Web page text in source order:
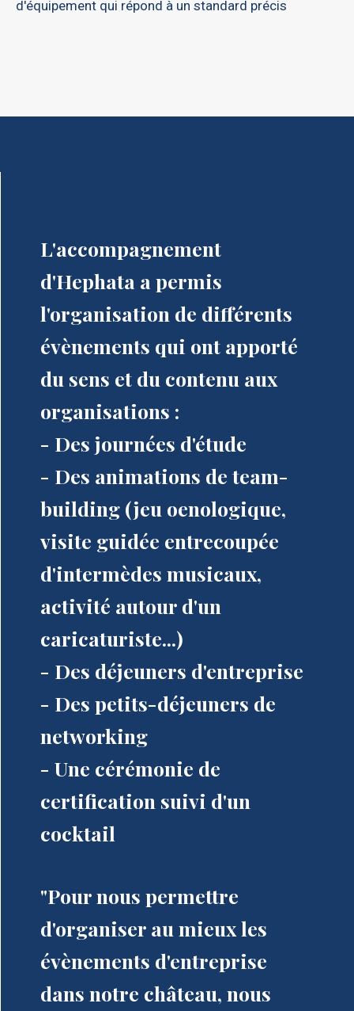
d'équipement qui répond à un standard précis
L'accompagnement
d'Hephata a permis
l'organisation de différents
évènements qui ont apporté
du sens et du contenu aux
organisations :
- Des journées d'étude
- Des animations de team-
building (jeu oenologique,
visite guidée entrecoupée
d'intermèdes musicaux,
activité autour d'un
caricaturiste...)
- Des déjeuners d'entreprise
- Des petits-déjeuners de
networking
- Une cérémonie de
certification suivi d'un
cocktail
"Pour nous permettre
d'organiser au mieux les
évènements d'entreprise
dans notre château, nous